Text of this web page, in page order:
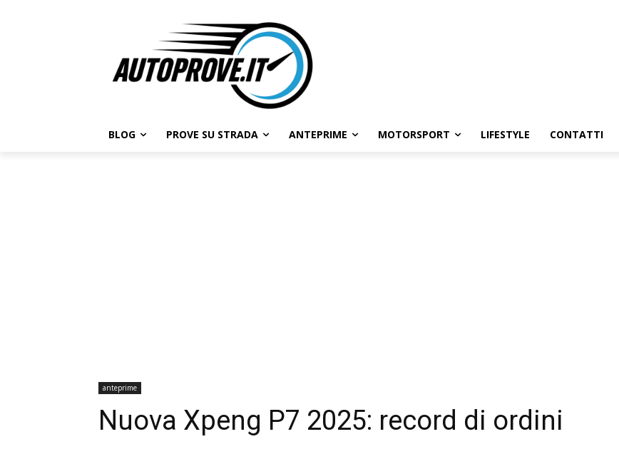
BLOG PROVE SU STRADA ANTEPRIME MOTORSPORT LIFESTYLE CONTATTI
anteprime
Nuova Xpeng P7 2025: record di ordini